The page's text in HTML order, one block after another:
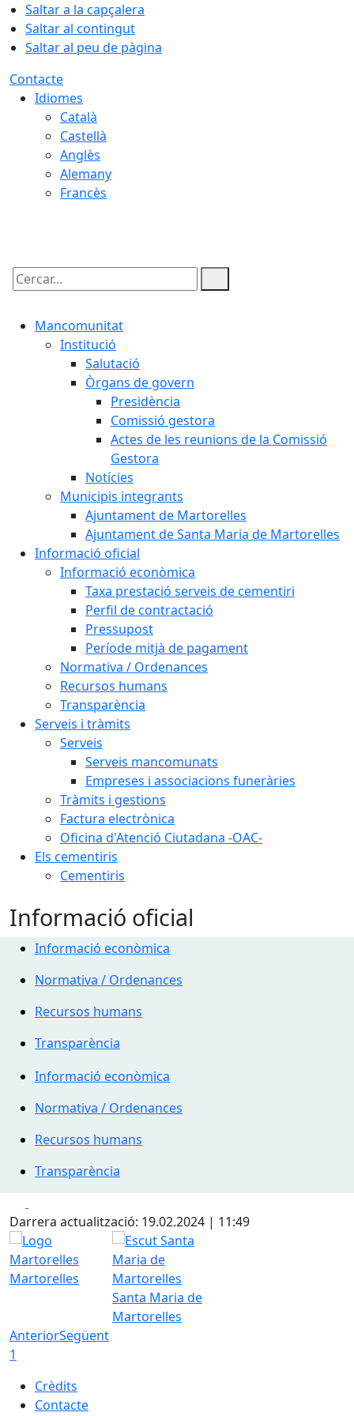
Saltar a la capçalera
Saltar al contingut
Saltar al peu de pàgina
Contacte
Idiomes
Català
Castellà
Anglès
Alemany
Francès
Cercar:
Mancomunitat
Institució
Salutació
Òrgans de govern
Presidència
Comissió gestora
Actes de les reunions de la Comissió
Gestora
Notícies
Municipis integrants
Ajuntament de Martorelles
Ajuntament de Santa Maria de Martorelles
Informació oficial
Informació econòmica
Taxa prestació serveis de cementiri
Perfil de contractació
Pressupost
Període mitjà de pagament
Normativa / Ordenances
Recursos humans
Transparència
Serveis i tràmits
Serveis
Serveis mancomunats
Empreses i associacions funeràries
Tràmits i gestions
Factura electrònica
Oficina d'Atenció Ciutadana -OAC-
Els cementiris
Cementiris
Informació oficial
Informació econòmica
Normativa / Ordenances
Recursos humans
Transparència
Informació econòmica
Normativa / Ordenances
Recursos humans
Transparència
Darrera actualització: 19.02.2024 | 11:49
Martorelles
Santa Maria de
Martorelles
AnteriorSegüent
1
Crèdits
Contacte